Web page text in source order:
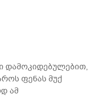
დამოკიდებულებით,
ფენას მუქ
ამ